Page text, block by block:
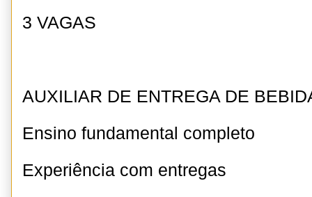
3 VAGAS
AUXILIAR DE ENTREGA DE
Ensino fundamental completo
Experiência com entregas